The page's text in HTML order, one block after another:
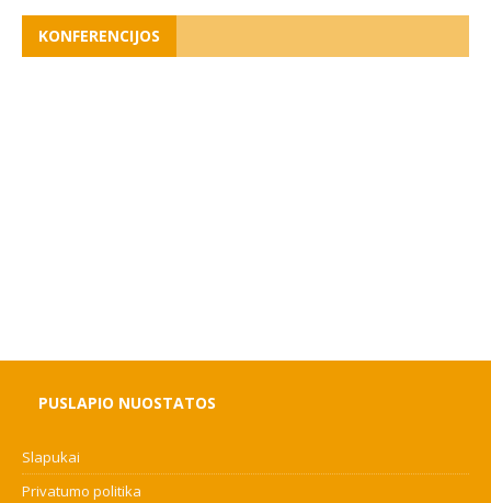
KONFERENCIJOS
PUSLAPIO NUOSTATOS
Slapukai
Privatumo politika